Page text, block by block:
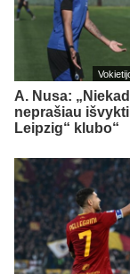
A. Nusa:
neprašiau
Leipzig“ klubo“